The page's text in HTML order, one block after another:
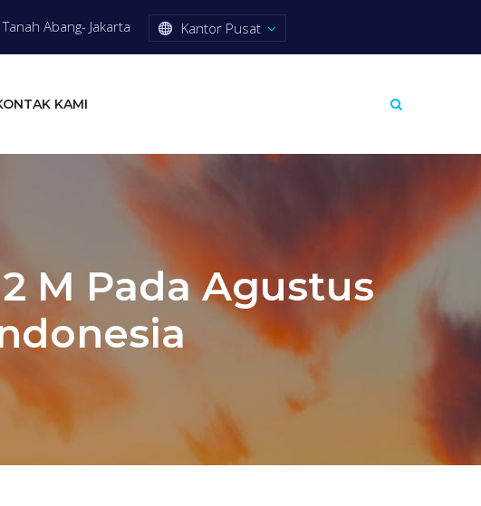
Tanah Abang- Jakarta Kantor Pusat
KAMI
M Pada Agustus